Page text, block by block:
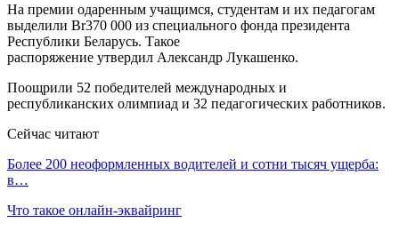
На премии одаренным учащимся, студентам и их педагогам
выделили Br370 000 из специального фонда президента
Республики Беларусь. Такое
распоряжение утвердил Александр Лукашенко.
Поощрили 52 победителей международных и
республиканских олимпиад и 32 педагогических работников.
Сейчас читают
Более 200 неоформленных водителей и сотни тысяч ущерба:
в…
Что такое онлайн-эквайринг